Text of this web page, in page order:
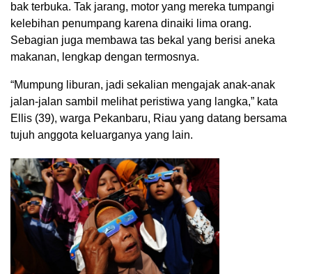
bak terbuka. Tak jarang, motor yang mereka tumpangi
kelebihan penumpang karena dinaiki lima orang.
Sebagian juga membawa tas bekal yang berisi aneka
makanan, lengkap dengan termosnya.
“Mumpung liburan, jadi sekalian mengajak anak-anak
jalan-jalan sambil melihat peristiwa yang langka,” kata
Ellis (39), warga Pekanbaru, Riau yang datang bersama
tujuh anggota keluarganya yang lain.